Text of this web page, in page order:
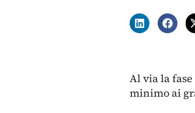
Al via la
minimo ai